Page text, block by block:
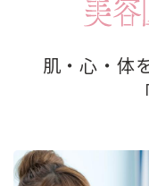
肌・心・体